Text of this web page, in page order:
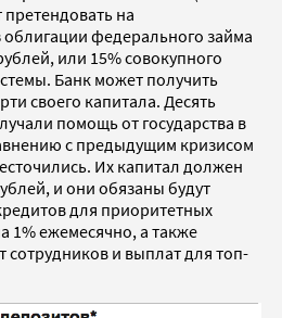
на
федерального займа
или 15% совокупного
Банк может получить
своего капитала. Десять
помощь от государства в
с предыдущим кризисом
Их капитал должен
и они обязаны будут
для приоритетных
1% ежемесячно, а также
сотрудников и выплат для топ-